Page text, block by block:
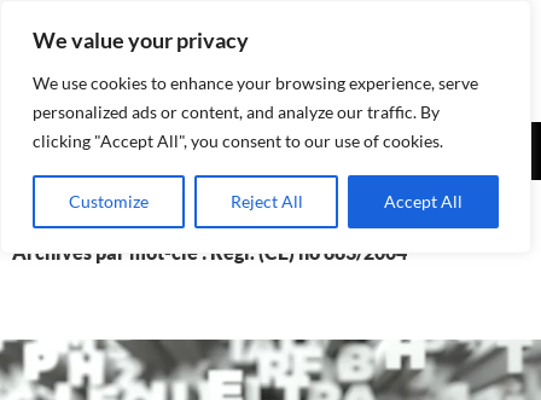
We value your privacy
We use cookies to enhance your browsing experience, serve
personalized ads or content, and analyze our traffic. By
clicking "Accept All", you consent to our use of cookies.
Customize Reject All Accept All
Assurances-sociales.info
Recherche
Archives par mot-clé : Règl. (CE) no 883/2004